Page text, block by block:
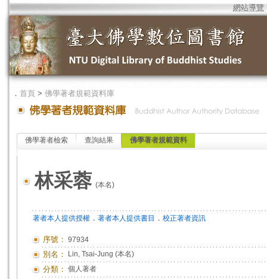
網站導覽
． 首頁 > 佛學著者規範資料庫
佛學著者檢索 查詢結果 佛學著者規範資料
林采蓉 (本名)
著者本人提供授權 ． 著者本人提供書目 ． 校正著者資訊
序號： 97934
別名： Lin, Tsai-Jung (本名)
分類： 個人著者